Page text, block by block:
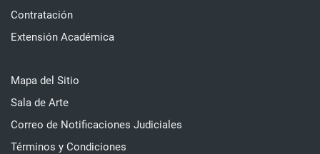
Contratación
Extensión Académica
Mapa del Sitio
Sala de Arte
Correo de Notificaciones Judiciales
Términos y Condiciones